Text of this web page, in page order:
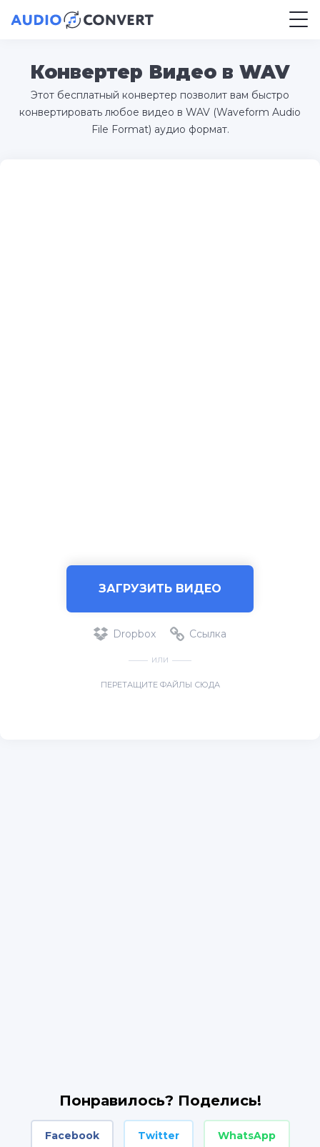
Конвертер Видео в WAV
Этот бесплатный конвертер позволит вам быстро
конвертировать любое видео в WAV (Waveform Audio
File Format) аудио формат.
ЗАГРУЗИТЬ ВИДЕО
Dropbox Ссылка
ИЛИ
ПЕРЕТАЩИТЕ ФАЙЛЫ СЮДА
Понравилось? Поделись!
Facebook Twitter WhatsApp